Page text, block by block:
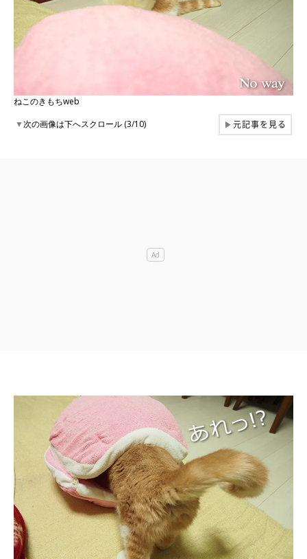
ねこのきもちweb
▼次の画像は下へスクロール (3/10) ▶元記事を見る